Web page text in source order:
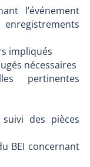
l’événement
impliqués
nécessaires
pertinentes
des pièces
BEI concernant